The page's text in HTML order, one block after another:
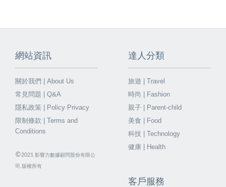
網站資訊
關於我們 | About Us
常見問題 | Q&A
隱私政策 | Policy Privacy
限制條款 | Terms and
Conditions
©2021 影響力數據顧問股份有限公
司.版權所有
達人分類
旅遊 | Travel
時尚 | Fashion
親子 | Parent-child
美食 | Food
科技 | Technology
健康 | Health
客戶服務